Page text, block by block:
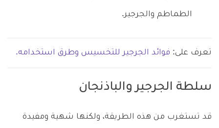
الطماطم والجرجير.
تعرف على: فوائد الجرجير للتخسيس وطرق استخدامه.
سلطة الجرجير والباذنجان
قد تستغرب من هذه الطريقة، ولكنها شهية ومفيدة